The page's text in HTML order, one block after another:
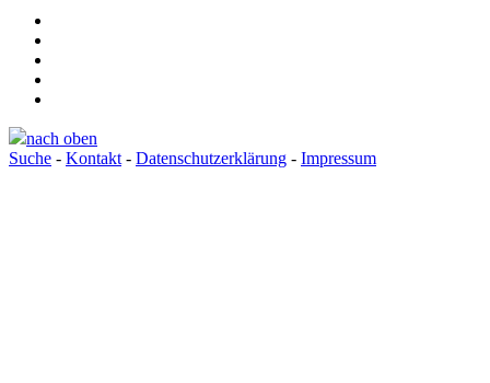
nach oben
Suche - Kontakt - Datenschutzerklärung - Impressum